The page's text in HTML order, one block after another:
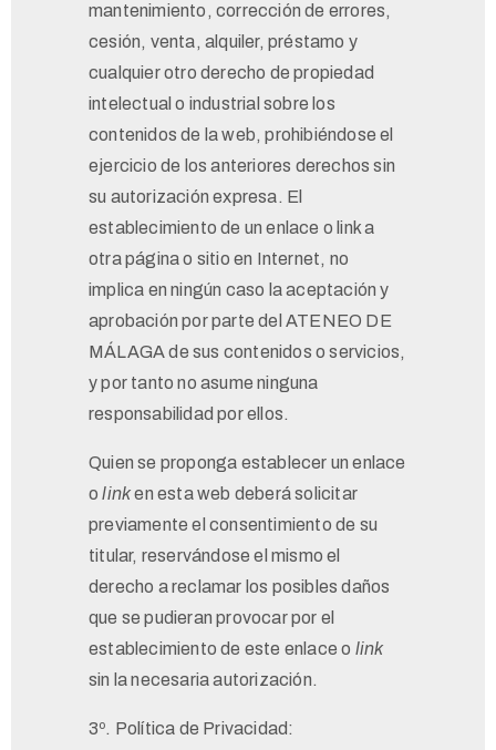
mantenimiento, corrección de errores,
cesión, venta, alquiler, préstamo y
cualquier otro derecho de propiedad
intelectual o industrial sobre los
contenidos de la web, prohibiéndose el
ejercicio de los anteriores derechos sin
su autorización expresa. El
establecimiento de un enlace o link a
otra página o sitio en Internet, no
implica en ningún caso la aceptación y
aprobación por parte del ATENEO DE
MÁLAGA de sus contenidos o servicios,
y por tanto no asume ninguna
responsabilidad por ellos.
Quien se proponga establecer un enlace
olinken esta web deberá solicitar
previamente el consentimiento de su
titular, reservándose el mismo el
derecho a reclamar los posibles daños
que se pudieran provocar por el
establecimiento de este enlace o link
sin la necesaria autorización.
3º. Política de Privacidad: